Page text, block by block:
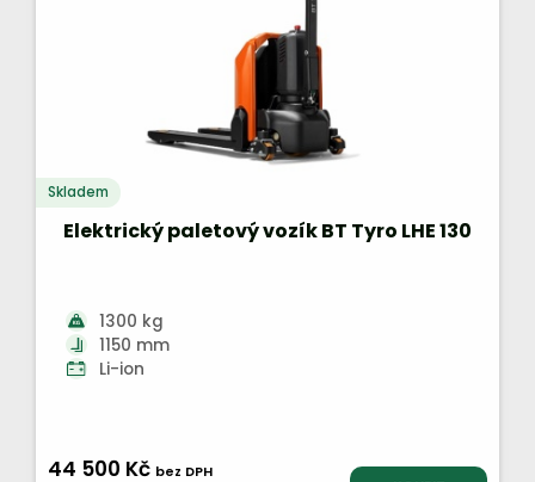
Skladem
Elektrický paletový vozík BT Tyro LHE 130
1300 kg
1150 mm
Li-ion
44 500 Kč bez DPH